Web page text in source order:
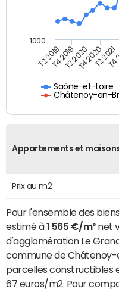
Saône-et-Loire
Châtenoy-en-
T2 2019T4 2019T2 2020T4 2020T2 2021
1000
Appartements et
Prix au m2
Pour l'ensemble des
estimé à1 565 €/m²net
d'agglomération Le
commune de Châtenoy-
parcelles constructibles
67 euros/m2. Pour